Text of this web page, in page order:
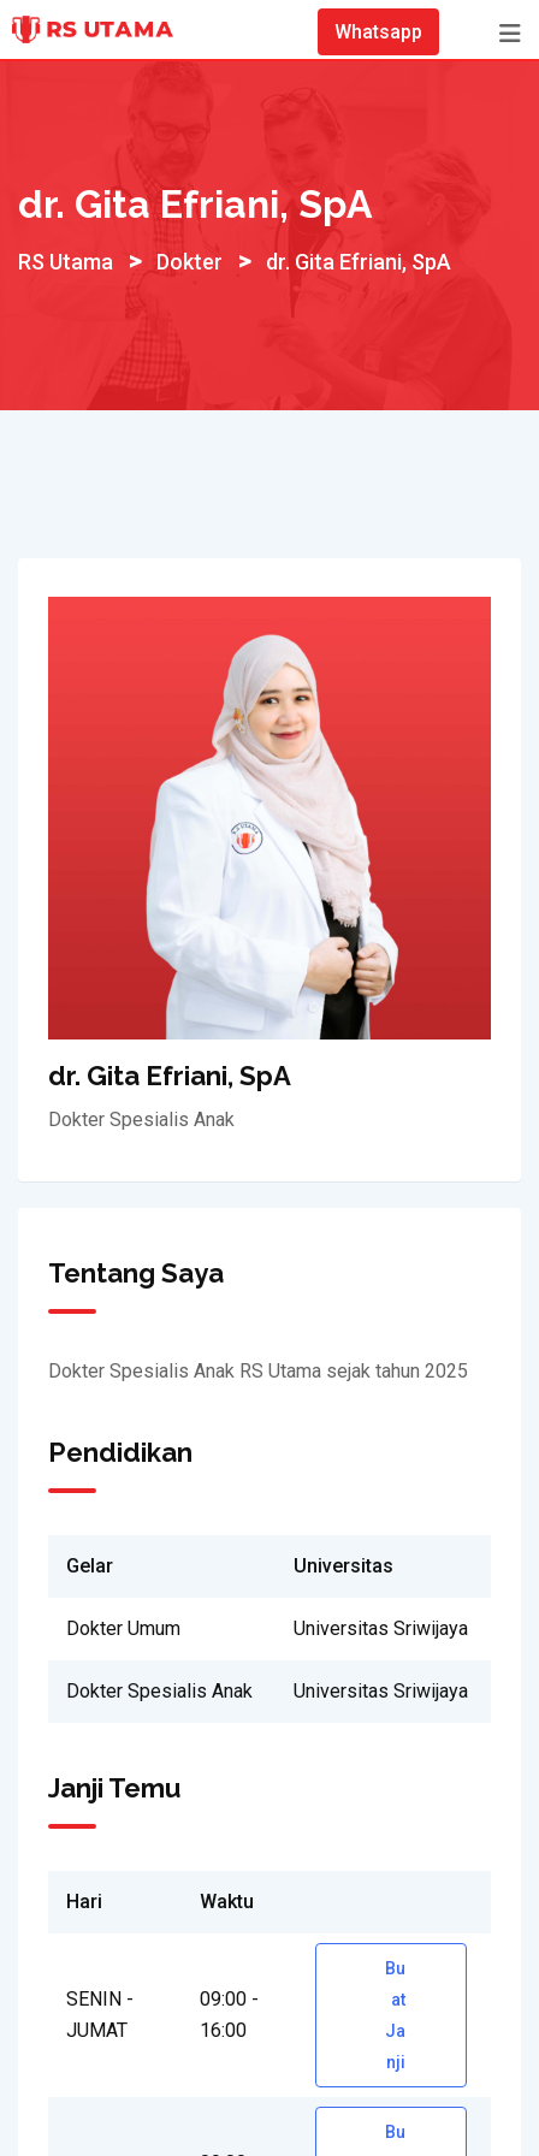
Skip
Whatsapp
dr. Gita Efriani, SpA
RS Utama > Dokter > dr. Gita Efriani, SpA
dr. Gita Efriani, SpA
Dokter Spesialis Anak
Tentang Saya
Dokter Spesialis Anak RS Utama sejak tahun 2025
Pendidikan
Gelar Universitas
Dokter Umum Universitas Sriwijaya
Dokter Spesialis Anak Universitas Sriwijaya
Janji Temu
Hari Waktu
SENIN -
JUMAT
09:00 -
16:00
Bu
at
Ja
nji
Bu